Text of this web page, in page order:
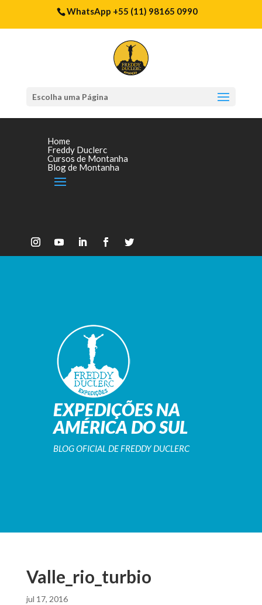
WhatsApp +55 (11) 98165 0990
Escolha uma Página
Home
Freddy Duclerc
Cursos de Montanha
Blog de Montanha
EXPEDIÇÕES NA
AMÉRICA DO SUL
BLOG OFICIAL DE FREDDY DUCLERC
Valle_rio_turbio
jul 17, 2016